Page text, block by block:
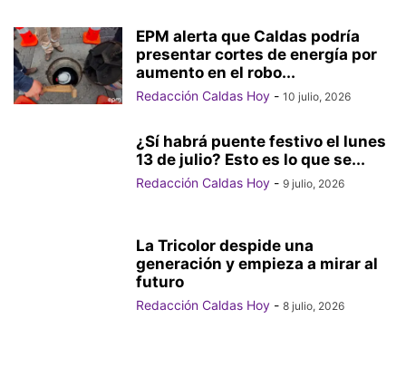
EPM alerta que Caldas podría
presentar cortes de energía por
aumento en el robo...
Redacción Caldas Hoy - 10 julio, 2026
¿Sí habrá puente festivo el lunes
13 de julio? Esto es lo que se...
Redacción Caldas Hoy - 9 julio, 2026
La Tricolor despide una
generación y empieza a mirar al
futuro
Redacción Caldas Hoy - 8 julio, 2026